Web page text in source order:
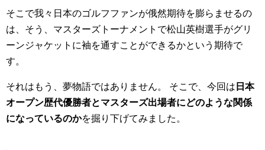
そこで我々日本のゴルフファンが俄然期待を膨らませるの
は、そう、マスターズトーナメントで松山英樹選手がグリ
ーンジャケットに袖を通すことができるかという期待で
す。
それはもう、夢物語ではありません。 そこで、今回は 日本
オープン歴代優勝者とマスターズ出場者にどのような関係
になっているのかを掘り下げてみました。